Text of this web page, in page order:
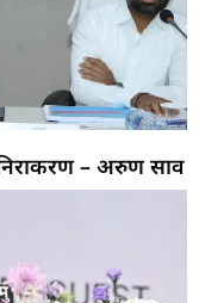
– अरुण साव